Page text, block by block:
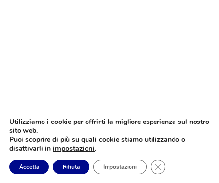
Utilizziamo i cookie per offrirti la migliore esperienza sul nostro
sito web.
Puoi scoprire di più su quali cookie stiamo utilizzando o
disattivarli in impostazioni.
Accetta Rifiuta Impostazioni Close GDPR